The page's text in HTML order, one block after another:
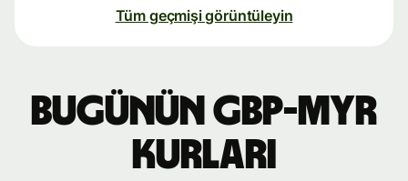
Tüm geçmişi görüntüleyin
Bugünün GBP-MYR
kurları